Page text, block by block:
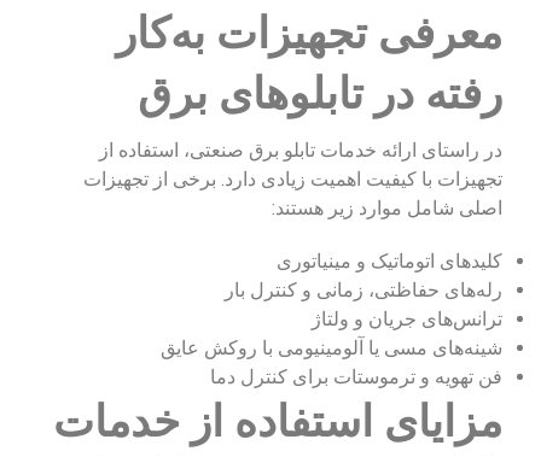
معرفی تجهیزات به‌کار
رفته در تابلوهای برق
در راستای ارائه خدمات تابلو برق صنعتی، استفاده از
تجهیزات با کیفیت اهمیت زیادی دارد. برخی از تجهیزات
اصلی شامل موارد زیر هستند:
کلیدهای اتوماتیک و مینیاتوری
رله‌های حفاظتی، زمانی و کنترل بار
ترانس‌های جریان و ولتاژ
شینه‌های مسی یا آلومینیومی با روکش عایق
فن تهویه و ترموستات برای کنترل دما
مزایای استفاده از خدمات